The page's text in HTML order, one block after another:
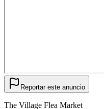
Reportar este anuncio
The Village Flea Market